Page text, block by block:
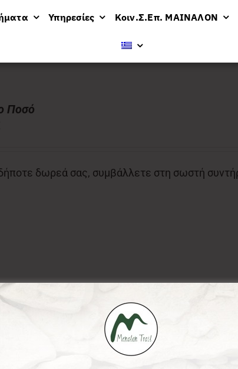
Υπηρεσίες Κοιν.Σ.Επ. ΜΑΙΝΑΛΟΝ
Ποσό
δωρεά σας, συμβάλλετε στη σωστή